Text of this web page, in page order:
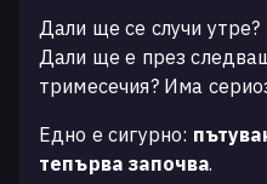
Дали ще се случи утре?
Дали ще е през
тримесечия? Има
Едно е сигурно:
тепърва започва.